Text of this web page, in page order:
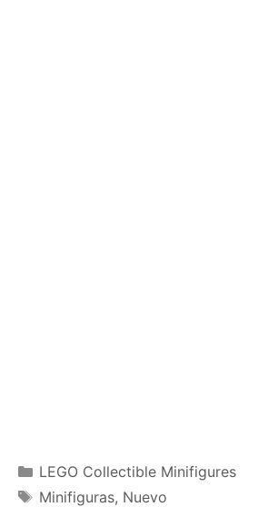
Categories
LEGO Collectible Minifigures
Tags
Minifiguras, Nuevo